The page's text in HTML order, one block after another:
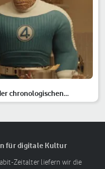
chronologischen
für digitale Kultur
Zeitalter liefern wir die